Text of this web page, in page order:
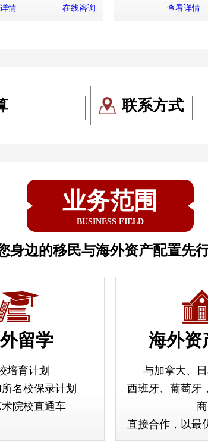
情 在线咨询 查看详情
联系方式
业务范围
BUSINESS FIELD
身边的移民与海外资产配置先
留学
培育计划
名校保录计划
院校直通车
海外资
与加拿大、日
西班牙、葡萄牙
商
直接合作，以最